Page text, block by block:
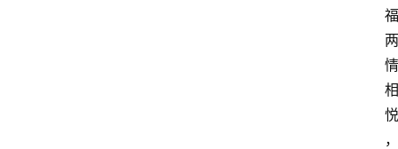
福
两
情
相
悦
，